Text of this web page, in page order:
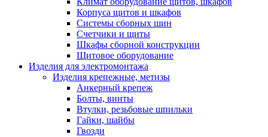
Корпуса щитов и шкафов
Системы сборных шин
Счетчики и щиты
Шкафы сборной конструкции
Щитовое оборудование
Изделия для электромонтажа
Изделия крепежные, метизы
Анкерный крепеж
Болты, винты
Втулки, резьбовые шпильки
Гайки, шайбы
Гвозди